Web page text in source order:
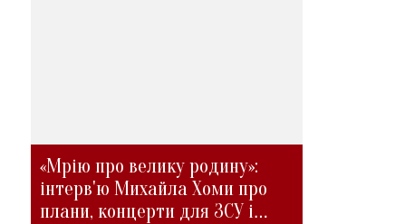
«Мрію про велику родину»:
інтерв'ю Михайла Хоми про
плани, концерти для ЗСУ і